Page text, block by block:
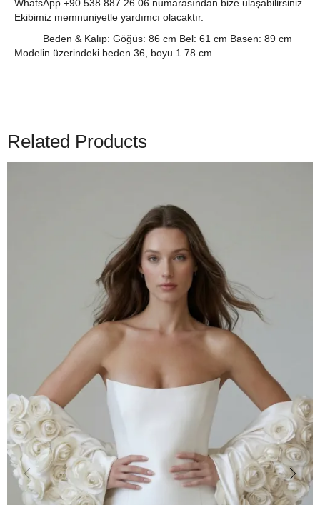
WhatsApp +90 538 887 26 06 numarasından bize ulaşabilirsiniz.
Ekibimiz memnuniyetle yardımcı olacaktır.
Beden & Kalıp: Göğüs: 86 cm Bel: 61 cm Basen: 89 cm
Modelin üzerindeki beden 36, boyu 1.78 cm.
Related Products